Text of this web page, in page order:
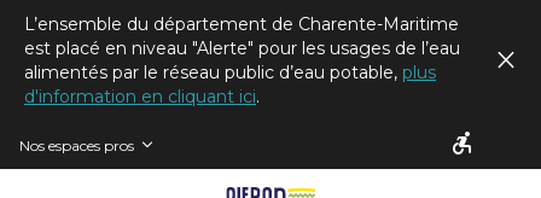
L’ensemble du département de Charente-Maritime
est placé en niveau "Alerte" pour les usages de l’eau
alimentés par le réseau public d’eau potable, plus
d'information en cliquant ici.
Nos espaces pros